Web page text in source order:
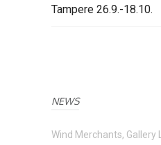
Tampere 26.9.-18.10.
NEWS
Wind Merchants, Gallery